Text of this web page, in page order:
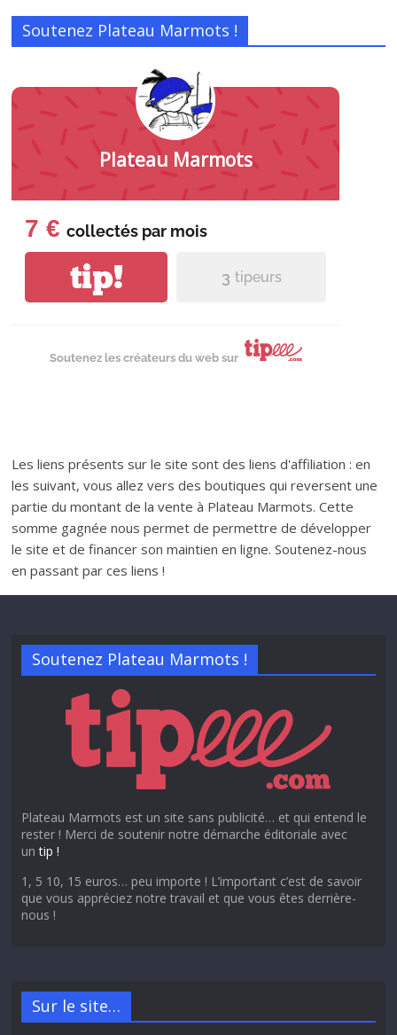
Soutenez Plateau Marmots !
Plateau Marmots
7 € collectés par mois
tip! 3 tipeurs
Soutenez les créateurs du web sur
Les liens présents sur le site sont des liens d'affiliation : en
les suivant, vous allez vers des boutiques qui reversent une
partie du montant de la vente à Plateau Marmots. Cette
somme gagnée nous permet de permettre de développer
le site et de financer son maintien en ligne. Soutenez-nous
en passant par ces liens !
Soutenez Plateau Marmots !
Plateau Marmots est un site sans publicité… et qui entend le
rester ! Merci de soutenir notre démarche éditoriale avec
untip !
1, 5 10, 15 euros… peu importe ! L’important c’est de savoir
que vous appréciez notre travail et que vous êtes derrière-
nous !
Sur le site…